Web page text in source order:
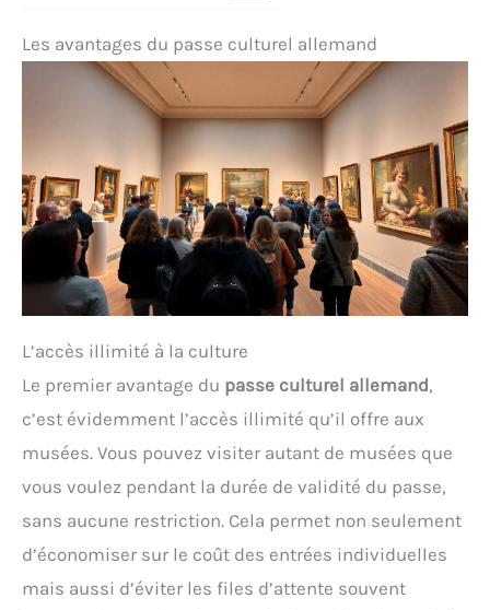
Les avantages du passe culturel allemand
L’accès illimité à la culture
Le premier avantage du passe culturel allemand,
c’est évidemment l’accès illimité qu’il offre aux
musées. Vous pouvez visiter autant de musées que
vous voulez pendant la durée de validité du passe,
sans aucune restriction. Cela permet non seulement
d’économiser sur le coût des entrées individuelles
mais aussi d’éviter les files d’attente souvent